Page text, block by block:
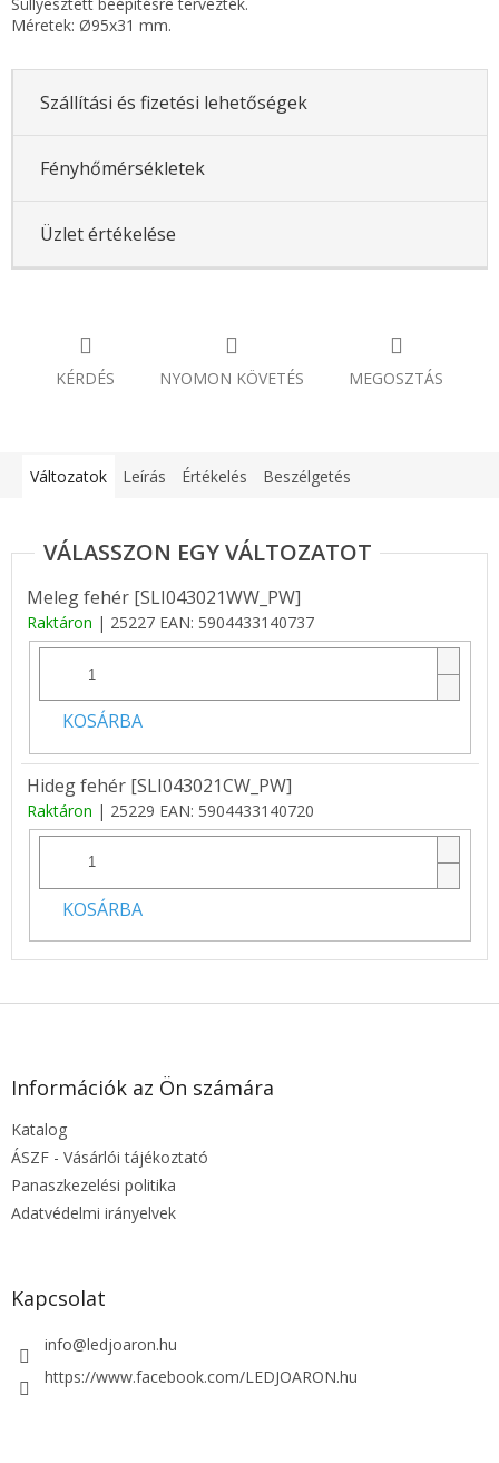
Méretek: Ø95x31 mm.
Szállítási és fizetési lehetőségek
Fényhőmérsékletek
Üzlet értékelése
KÉRDÉS NYOMON KÖVETÉS MEGOSZTÁS
Változatok Leírás Értékelés Beszélgetés
Meleg fehér [SLI043021WW_PW]
Raktáron | 25227 EAN: 5904433140737
KOSÁRBA
Hideg fehér [SLI043021CW_PW]
Raktáron | 25229 EAN: 5904433140720
KOSÁRBA
L
Információk az Ön számára
Katalog
ÁSZF - Vásárlói tájékoztató
Panaszkezelési politika
Adatvédelmi irányelvek
Kapcsolat
info@ledjoaron.hu
https://www.facebook.com/LEDJOARON.hu